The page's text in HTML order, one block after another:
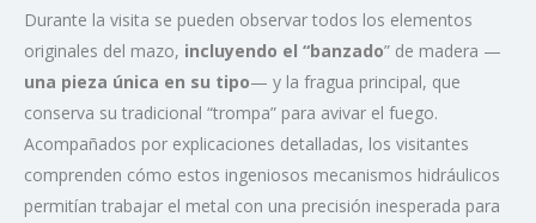
Durante la visita se pueden observar todos los elementos
originales del mazo, incluyendo el “banzado” de madera —
una pieza única en su tipo— y la fragua principal, que
conserva su tradicional “trompa” para avivar el fuego.
Acompañados por explicaciones detalladas, los visitantes
comprenden cómo estos ingeniosos mecanismos hidráulicos
permitían trabajar el metal con una precisión inesperada para